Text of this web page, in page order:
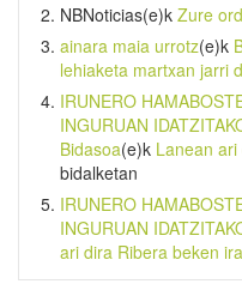
NBNoticias(e)k Zure
ainara maia urrotz(e)k
lehiaketa martxan jarri
IRUNERO
INGURUAN
Bidasoa(e)k Lanean
bidalketan
IRUNERO
INGURUAN
ari dira Ribera beken